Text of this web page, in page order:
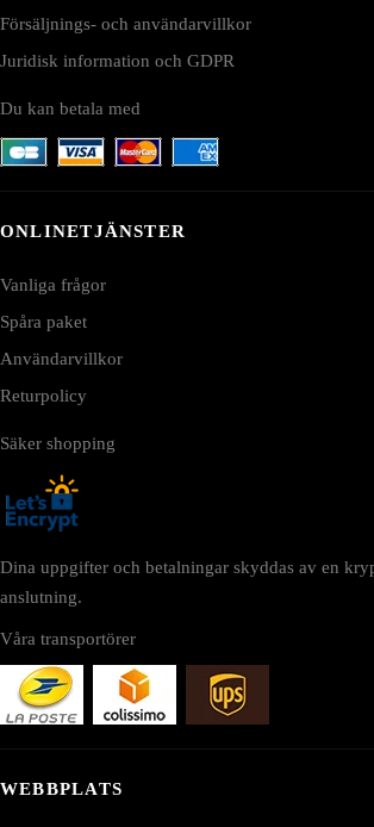
Försäljnings- och användarvillkor
Juridisk information och GDPR
Du kan betala med
ONLINETJÄNSTER
Vanliga frågor
Spåra paket
Användarvillkor
Returpolicy
Säker shopping
Dina uppgifter och betalningar skyddas av en
anslutning.
Våra transportörer
WEBBPLATS